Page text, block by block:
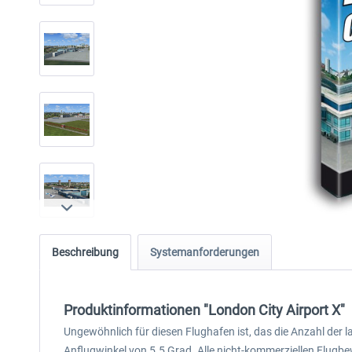
Beschreibung Systemanforderungen
Produktinformationen "London City Airport X"
Ungewöhnlich für diesen Flughafen ist, das die Anzahl